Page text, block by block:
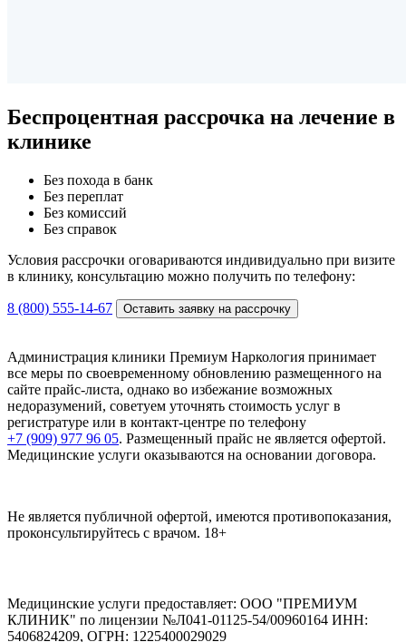
Беспроцентная рассрочка на лечение в
клинике
Без похода в банк
Без переплат
Без комиссий
Без справок
Условия рассрочки оговариваются индивидуально при визите
в клинику, консультацию можно получить по телефону:
8 (800) 555-14-67 Оставить заявку на рассрочку
Администрация клиники Премиум Наркология принимает
все меры по своевременному обновлению размещенного на
сайте прайс-листа, однако во избежание возможных
недоразумений, советуем уточнять стоимость услуг в
регистратуре или в контакт-центре по телефону
+7 (909) 977 96 05. Размещенный прайс не является офертой.
Медицинские услуги оказываются на основании договора.
Не является публичной офертой, имеются противопоказания,
проконсультируйтесь с врачом. 18+
Медицинские услуги предоставляет: ООО "ПРЕМИУМ
КЛИНИК" по лицензии №Л041-01125-54/00960164 ИНН:
5406824209, ОГРН: 1225400029029